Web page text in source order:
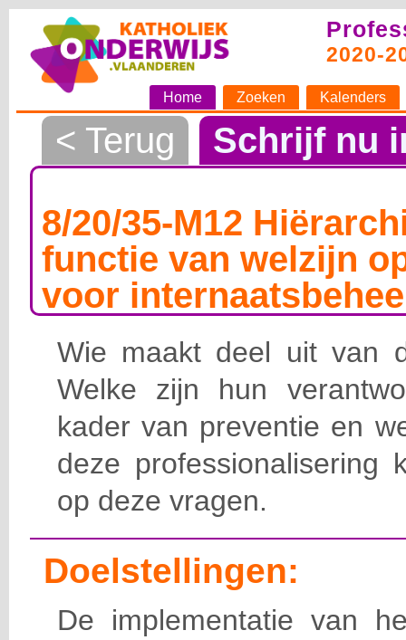
2020-
Home Zoeken Kalenders
< Terug Schrijf nu
8/20/35-M12
functie van welzijn
voor
Wie maakt deel uit van
Welke zijn hun
kader van preventie en
deze professionalisering
op deze vragen.
Doelstellingen:
De implementatie van